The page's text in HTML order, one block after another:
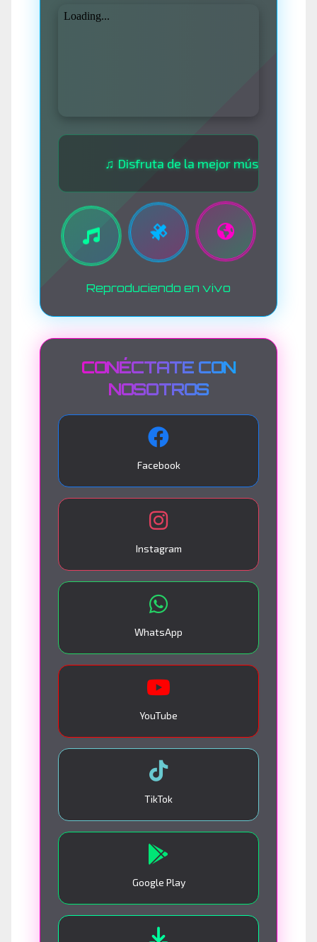
♫ Disfruta de la mejor música las 24 horas
Reproduciendo en vivo
CONÉCTATE CON
NOSOTROS
Facebook
Instagram
WhatsApp
YouTube
TikTok
Google Play